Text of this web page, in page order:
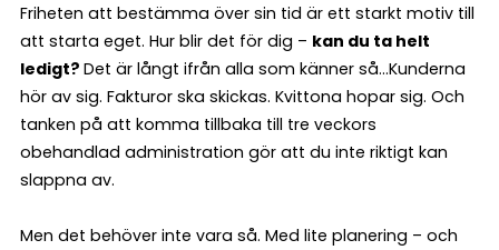
Friheten att bestämma över sin tid är ett starkt motiv till
att starta eget. Hur blir det för dig – kan du ta helt
ledigt? Det är långt ifrån alla som känner så…Kunderna
hör av sig. Fakturor ska skickas. Kvittona hopar sig. Och
tanken på att komma tillbaka till tre veckors
obehandlad administration gör att du inte riktigt kan
slappna av.
Men det behöver inte vara så. Med lite planering – och